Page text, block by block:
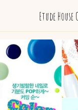
Etude